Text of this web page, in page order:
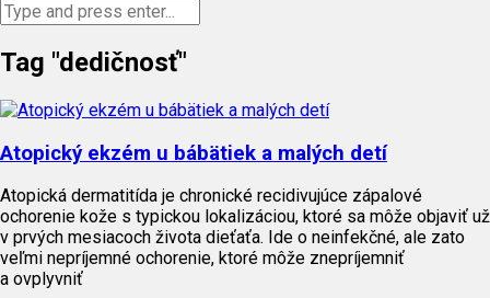
Tag "dedičnosť"
Atopický ekzém u bábätiek a malých detí
Atopická dermatitída je chronické recidivujúce zápalové
ochorenie kože s typickou lokalizáciou, ktoré sa môže objaviť už
v prvých mesiacoch života dieťaťa. Ide o neinfekčné, ale zato
veľmi nepríjemné ochorenie, ktoré môže znepríjemniť
a ovplyvniť